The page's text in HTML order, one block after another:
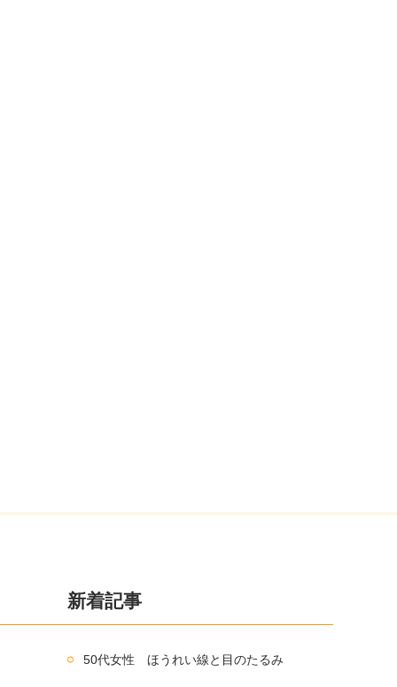
新着記事
50代女性 ほうれい線と目のたるみ